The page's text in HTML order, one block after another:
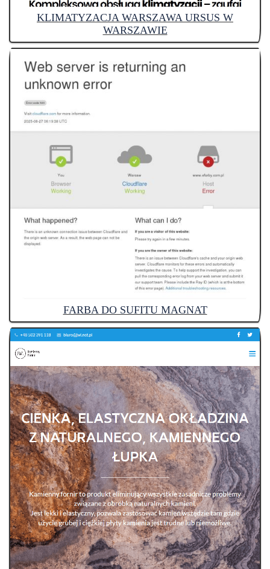
KLIMATYZACJA WARSZAWA URSUS W
WARSZAWIE
FARBA DO SUFITU MAGNAT